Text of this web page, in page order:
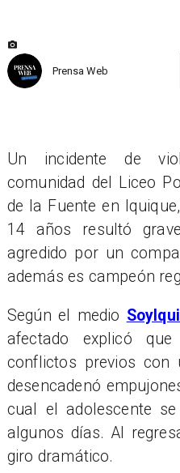
Prensa Web
Un incidente de
comunidad del Liceo
de la Fuente en
14 años resultó
agredido por un
además es campeón
Según el medio
afectado explicó
conflictos previos con
desencadenó
cual el adolescente
algunos días. Al
giro dramático.